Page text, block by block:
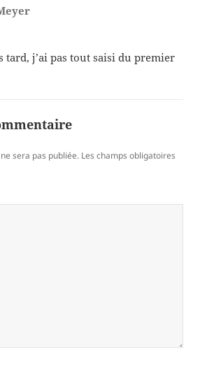
tard, j’ai pas tout saisi du premier
sera pas publiée. Les champs obligatoires